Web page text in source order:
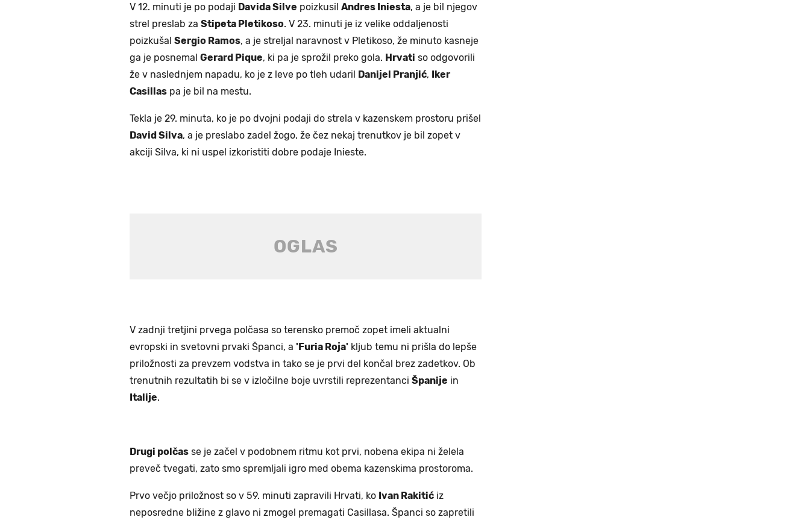
V 12. minuti je po podaji Davida Silve poizkusil Andres Iniesta, a je bil njegov
strel preslab za Stipeta Pletikoso. V 23. minuti je iz velike oddaljenosti
poizkušal Sergio Ramos, a je streljal naravnost v Pletikoso, že minuto kasneje
ga je posnemal Gerard Pique, ki pa je sprožil preko gola. Hrvati so odgovorili
že v naslednjem napadu, ko je z leve po tleh udaril Danijel Pranjić, Iker
Casillas pa je bil na mestu.
Tekla je 29. minuta, ko je po dvojni podaji do strela v kazenskem prostoru prišel
David Silva, a je preslabo zadel žogo, že čez nekaj trenutkov je bil zopet v
akciji Silva, ki ni uspel izkoristiti dobre podaje Inieste.
V zadnji tretjini prvega polčasa so terensko premoč zopet imeli aktualni
evropski in svetovni prvaki Španci, a 'Furia Roja' kljub temu ni prišla do lepše
priložnosti za prevzem vodstva in tako se je prvi del končal brez zadetkov. Ob
trenutnih rezultatih bi se v izločilne boje uvrstili reprezentanci Španije in
Italije.
Drugi polčas se je začel v podobnem ritmu kot prvi, nobena ekipa ni želela
preveč tvegati, zato smo spremljali igro med obema kazenskima prostoroma.
Prvo večjo priložnost so v 59. minuti zapravili Hrvati, ko Ivan Rakitić iz
neposredne bližine z glavo ni zmogel premagati Casillasa. Španci so zapretili